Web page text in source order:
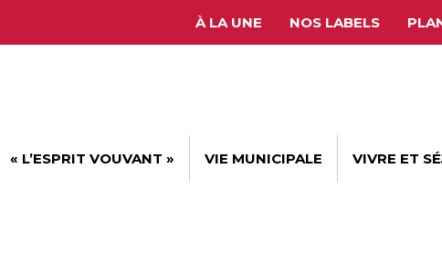
À LA UNE NOS LABELS
« L’ESPRIT VOUVANT » VIE MUNICIPALE VIVRE ET